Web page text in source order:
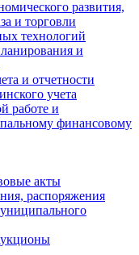
развития,
и торговли
технологий
и
и отчетности
учета
работе и
финансовому
акты
распоряжения